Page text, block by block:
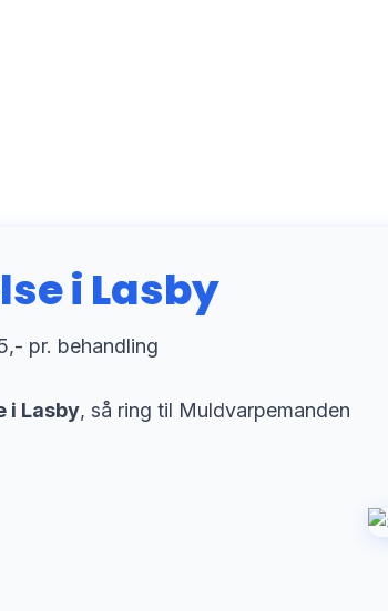
i Lasby
pr. behandling
i Lasby, så ring til Muldvarpemanden